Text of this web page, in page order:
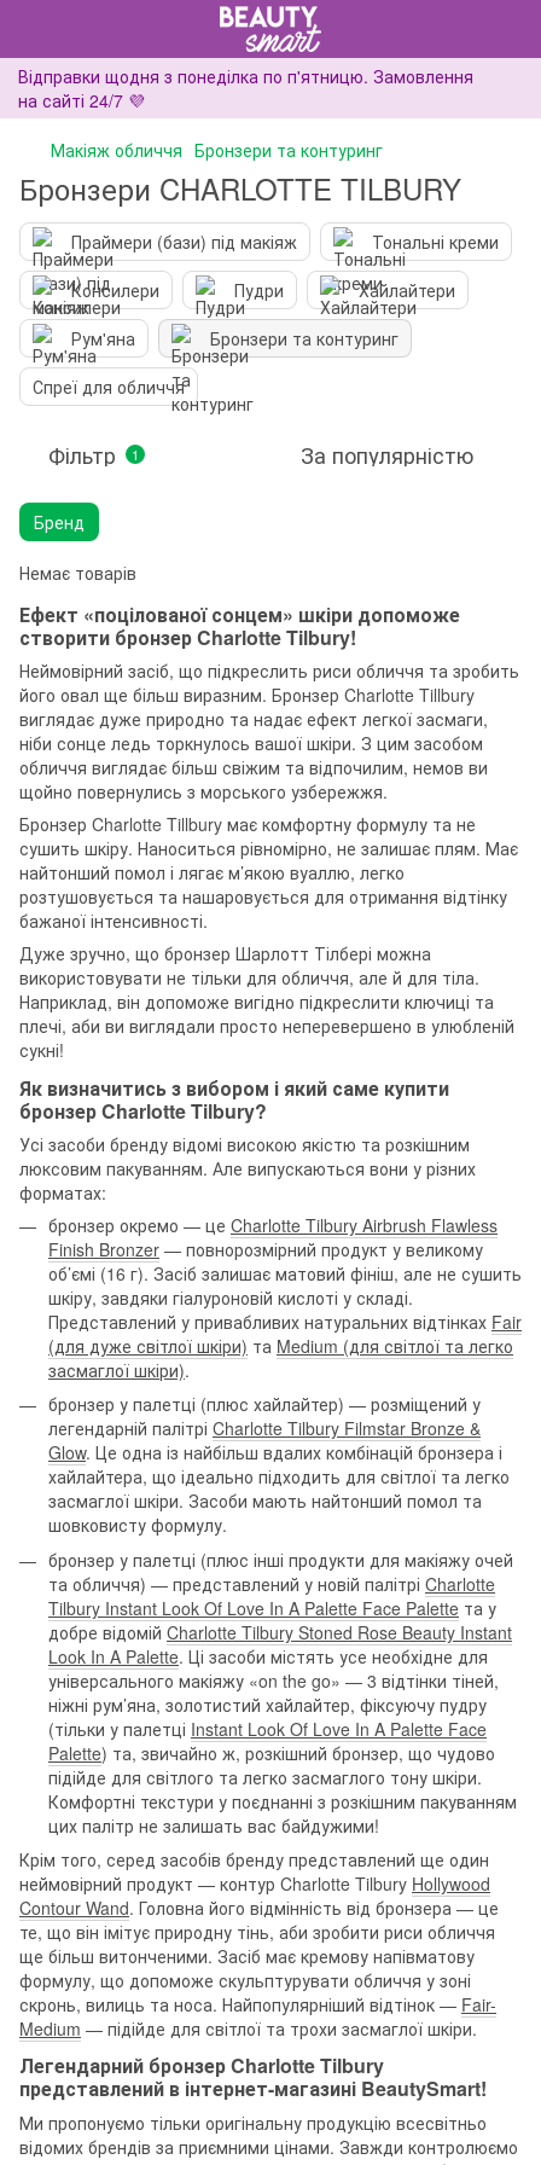
Відправки щодня з понеділка по п'ятницю. Замовлення
на сайті 24/7 💜
Макіяж обличчя Бронзери та контуринг
Бронзери CHARLOTTE TILBURY
Праймери (бази) під макіяж
Тональні креми
Консилери
Пудри
Хайлайтери
Рум'яна
Бронзери та контуринг
Спреї для обличчя
Фільтр 1 За популярністю
Бренд
Немає товарів
Ефект «поцілованої сонцем» шкіри допоможе
створити бронзер Charlotte Tilbury!
Неймовірний засіб, що підкреслить риси обличчя та зробить
його овал ще більш виразним. Бронзер Charlotte Tillbury
виглядає дуже природно та надає ефект легкої засмаги,
ніби сонце ледь торкнулось вашої шкіри. З цим засобом
обличчя виглядає більш свіжим та відпочилим, немов ви
щойно повернулись з морського узбережжя.
Бронзер Charlotte Tillbury має комфортну формулу та не
сушить шкіру. Наноситься рівномірно, не залишає плям. Має
найтонший помол і лягає м’якою вуаллю, легко
розтушовується та нашаровується для отримання відтінку
бажаної інтенсивності.
Дуже зручно, що бронзер Шарлотт Тілбері можна
використовувати не тільки для обличчя, але й для тіла.
Наприклад, він допоможе вигідно підкреслити ключиці та
плечі, аби ви виглядали просто неперевершено в улюбленій
сукні!
Як визначитись з вибором і який саме купити
бронзер Charlotte Tilbury?
Усі засоби бренду відомі високою якістю та розкішним
люксовим пакуванням. Але випускаються вони у різних
форматах:
бронзер окремо — це Charlotte Tilbury Airbrush Flawless
Finish Bronzer — повнорозмірний продукт у великому
об’ємі (16 г). Засіб залишає матовий фініш, але не сушить
шкіру, завдяки гіалуроновій кислоті у складі.
Представлений у привабливих натуральних відтінках Fair
(для дуже світлої шкіри) та Medium (для світлої та легко
засмаглої шкіри).
бронзер у палетці (плюс хайлайтер) — розміщений у
легендарній палітрі Charlotte Tilbury Filmstar Bronze &
Glow. Це одна із найбільш вдалих комбінацій бронзера і
хайлайтера, що ідеально підходить для світлої та легко
засмаглої шкіри. Засоби мають найтонший помол та
шовковисту формулу.
бронзер у палетці (плюс інші продукти для макіяжу очей
та обличчя) — представлений у новій палітрі Charlotte
Tilbury Instant Look Of Love In A Palette Face Palette та у
добре відомій Charlotte Tilbury Stoned Rose Beauty Instant
Look In A Palette. Ці засоби містять усе необхідне для
універсального макіяжу «on the go» — 3 відтінки тіней,
ніжні рум’яна, золотистий хайлайтер, фіксуючу пудру
(тільки у палетці Instant Look Of Love In A Palette Face
Palette) та, звичайно ж, розкішний бронзер, що чудово
підійде для світлого та легко засмаглого тону шкіри.
Комфортні текстури у поєднанні з розкішним пакуванням
цих палітр не залишать вас байдужими!
Крім того, серед засобів бренду представлений ще один
неймовірний продукт — контур Charlotte Tilbury Hollywood
Contour Wand. Головна його відмінність від бронзера — це
те, що він імітує природну тінь, аби зробити риси обличчя
ще більш витонченими. Засіб має кремову напівматову
формулу, що допоможе скульптурувати обличчя у зоні
скронь, вилиць та носа. Найпопулярніший відтінок — Fair-
Medium — підійде для світлої та трохи засмаглої шкіри.
Легендарний бронзер Charlotte Tilbury
представлений в інтернет-магазині BeautySmart!
Ми пропонуємо тільки оригінальну продукцію всесвітньо
відомих брендів за приємними цінами. Завжди контролюємо